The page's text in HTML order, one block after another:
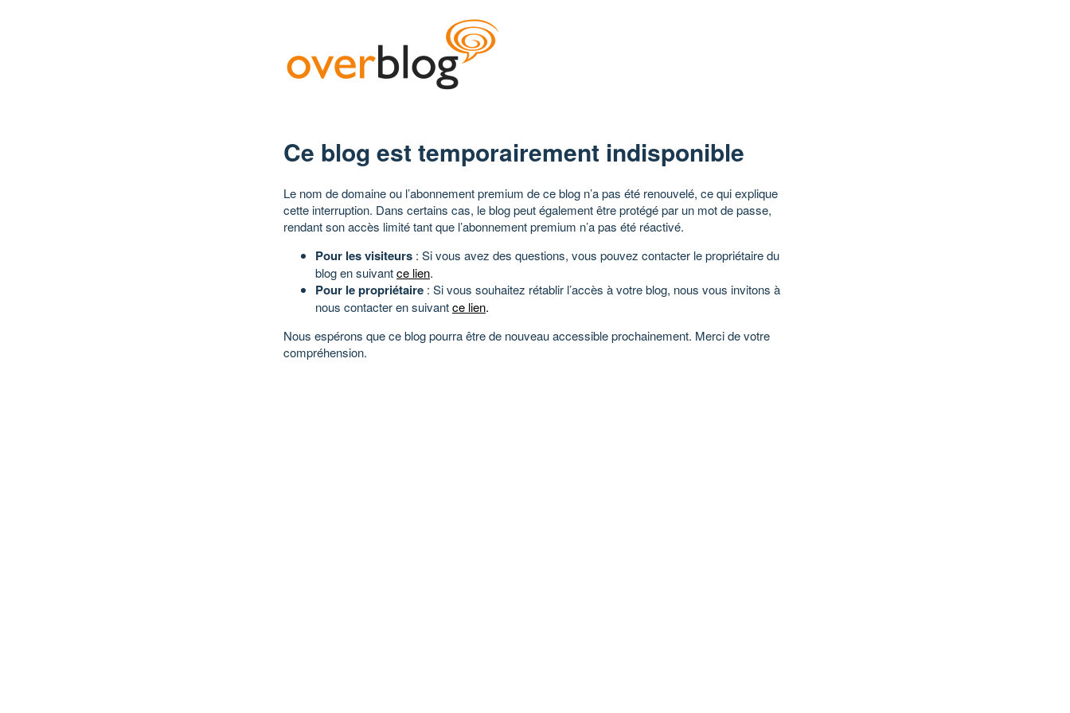
Ce blog est temporairement indisponible
Le nom de domaine ou l’abonnement premium de ce blog n’a pas été renouvelé, ce qui explique
cette interruption. Dans certains cas, le blog peut également être protégé par un mot de passe,
rendant son accès limité tant que l’abonnement premium n’a pas été réactivé.
Pour les visiteurs : Si vous avez des questions, vous pouvez contacter le propriétaire du
blog en suivantce lien.
Pour le propriétaire : Si vous souhaitez rétablir l’accès à votre blog, nous vous invitons à
nous contacter en suivantce lien.
Nous espérons que ce blog pourra être de nouveau accessible prochainement. Merci de votre
compréhension.